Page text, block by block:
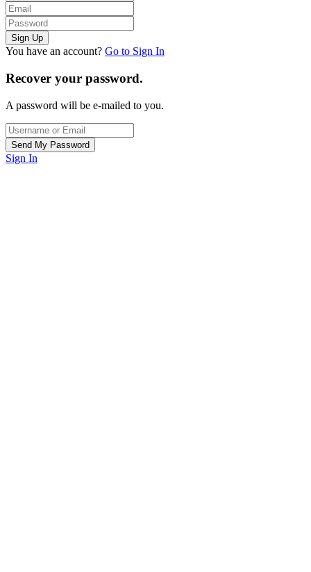
You have an account? Go to Sign In
Recover your password.
A password will be e-mailed to you.
Sign In